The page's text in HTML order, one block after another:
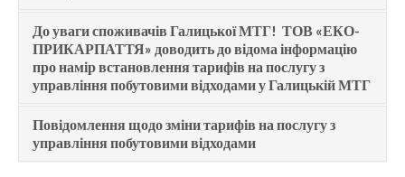
До уваги споживачів Галицької МТГ! ТОВ «ЕКО-
ПРИКАРПАТТЯ» доводить до відома інформацію
про намір встановлення тарифів на послугу з
управління побутовими відходами у Галицькій МТГ
Повідомлення щодо зміни тарифів на послугу з
управління побутовими відходами